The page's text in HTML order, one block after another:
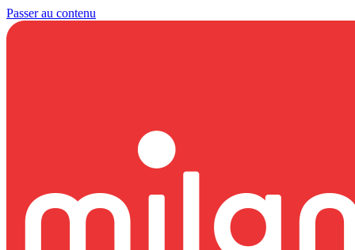
Passer au contenu